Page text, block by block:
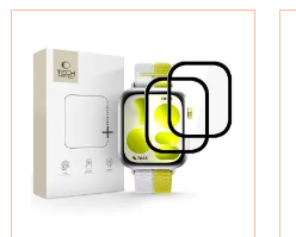
5
Pro
Tech-
Hydro
Flex+
2-